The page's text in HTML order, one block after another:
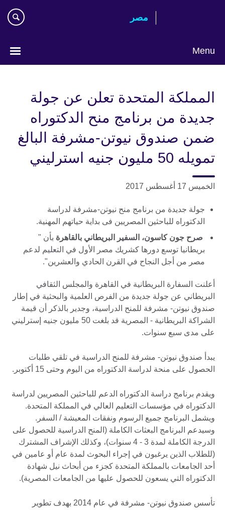
مصر‎
Menu
المملكة المتحدة تعلن عن جولة
جديدة من برنامج منح الدكتوراه
ضمن صندوق نيوتن-مشرفة البالغ
تمويله 50 مليون جنيه استرليني
الخميس 17 أغسطس 2017
جولة جديدة من برنامج منح نيوتن-مشرفة لدراسة
الدكتوراه للباحثين المصريين فى بداية حياتهم المهنية.
صرح جون كاسون، السفير البريطاني بالقاهرة بأن "
بريطانيا توسع دورها كشريك مصر الأول في التعليم لدعم
مصر من أجل النجاح في القرن الحادي والعشرين".
أعلنت السفارة البريطانية في القاهرة والمجلس الثقافي
البريطاني عن جولة جديدة من الفرص العلمية والبحثية في إطار
صندوق نيوتن- مشرفة للمنح الدراسية، وجدير بالذكر أن قيمة
الشراكة البريطانية - المصرية قد بلغت 50 مليون جنيه إسترليني
على مدى سبع سنوات.
يبدأ صندوق نيوتن- مشرفة للمنح الدراسية في تلقي طلبات
الحصول على منحة لدراسة الدكتوراه من اليوم وحتى 15 أكتوبر.
ويقدم برنامج دراسة الدكتوراه الدعم للباحثين المصريين لدراسة
الدكتوراه في مؤسسات التعليم العالي في المملكة المتحدة.
ويشمل البرنامج جميع الرسوم ونفقات المعيشة / السفر.
وسيدعم البرنامج البعثات الكاملة (المنح الدراسية للحصول على
الدرجة الكاملة لمدة 3 - 4 سنوات)، وكذلك الإشراف المشترك
(للطلاب الذين يرغبون في إجراء البحوث لمدة عام أو عامين في
أحد الجامعات بالمملكة المتحدة كجزء من أبحاث نيل شهادة
الدكتوراه التي يسعون للحصول عليها من الجامعات المصرية).
تأسس صندوق نيوتن- مشرفة في عام 2014 بهدف تطوير